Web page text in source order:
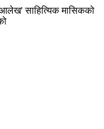
साहित्यिक मासिकको